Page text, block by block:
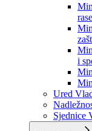
i
Ured